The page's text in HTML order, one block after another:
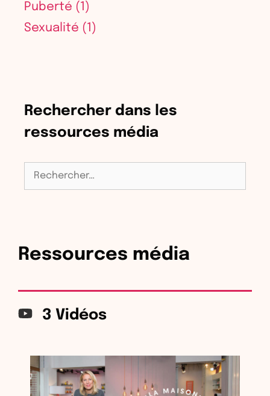
Ressources média
3 Vidéos
Puberté (1)
Sexualité (1)
Rechercher dans les
ressources média
Rechercher :